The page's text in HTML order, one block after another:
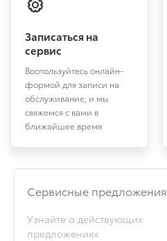
Записаться на
сервис
Воспользуйтесь онлайн-
формой для записи на
обслуживание, и мы
свяжемся с вами в
ближайшее время
Cервисные предложения
Узнайте о действующих
предложениях